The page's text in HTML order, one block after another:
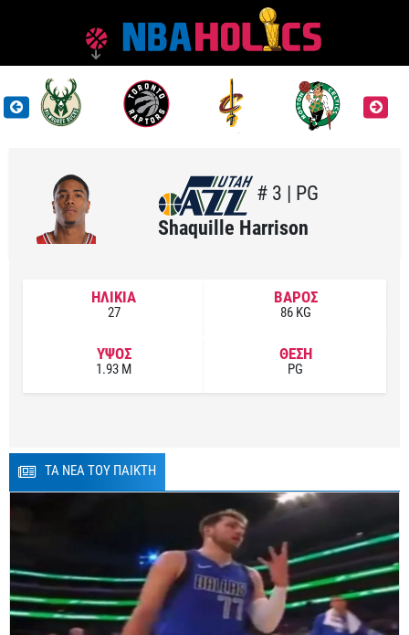
# 3 | PG
Shaquille Harrison
ΗΛΙΚΙΑ
27
ΒΑΡΟΣ
86 KG
ΥΨΟΣ
1.93 M
ΘΕΣΗ
PG
ΤΑ ΝΕΑ ΤΟΥ ΠΑΙΚΤΗ